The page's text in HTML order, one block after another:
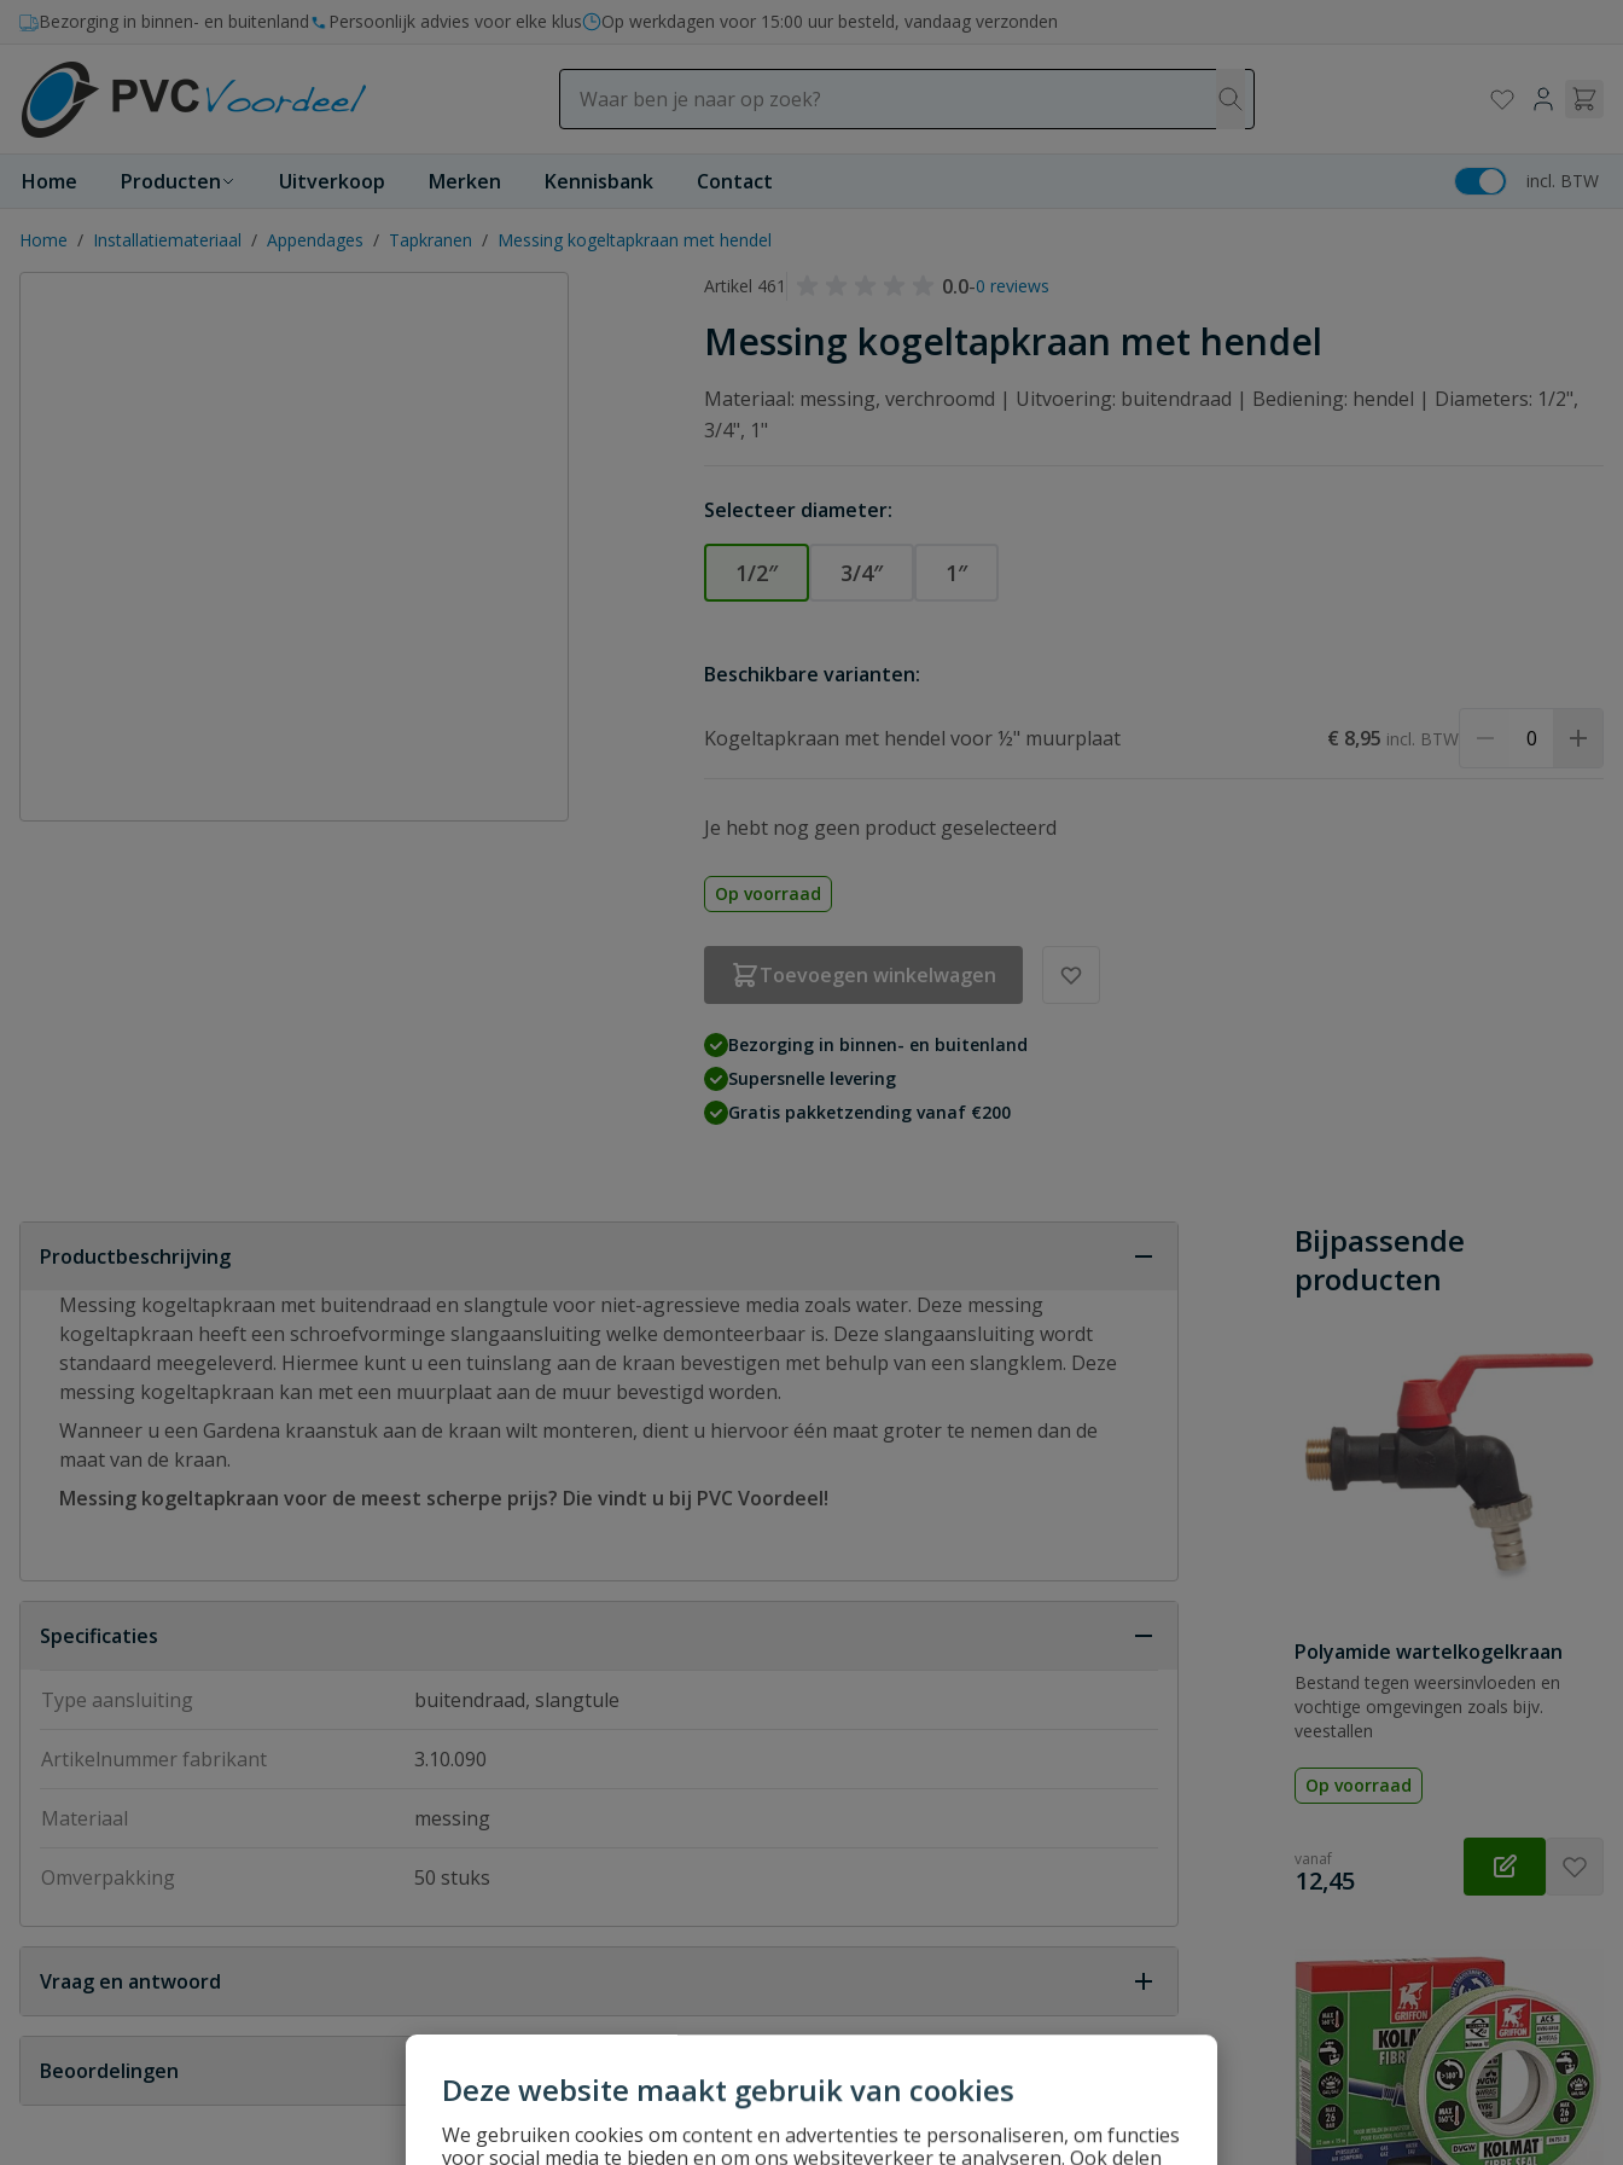
Deze website maakt gebruik van cookies
We gebruiken cookies om content en advertenties te personaliseren, om functies
voor social media te bieden en om ons websiteverkeer te analyseren. Ook delen
Ga naar de inhoud
Bezorging in binnen- en buitenland Persoonlijk advies voor elke klus Op werkdagen voor 15:00 uur besteld, vandaag verzonden
Home Producten Uitverkoop Merken Kennisbank Contact incl. BTW
Home / Installatiemateriaal / Appendages / Tapkranen / Messing kogeltapkraan met hendel
Artikel 461
0.0-0 reviews
Messing kogeltapkraan met hendel
Materiaal: messing, verchroomd | Uitvoering: buitendraad | Bediening: hendel | Diameters: 1/2",
3/4", 1"
Selecteer diameter:
1/2″ 3/4″ 1″
Beschikbare varianten:
Kogeltapkraan met hendel voor ½" muurplaat € 8,95
Je hebt nog geen product geselecteerd
Op voorraad
Toevoegen winkelwagen
Bezorging in binnen- en buitenland
Supersnelle levering
Gratis pakketzending vanaf €200
Productbeschrijving
Messing kogeltapkraan met buitendraad en slangtule voor niet-agressieve media zoals water. Deze messing
kogeltapkraan heeft een schroefvorminge slangaansluiting welke demonteerbaar is. Deze slangaansluiting wordt
standaard meegeleverd. Hiermee kunt u een tuinslang aan de kraan bevestigen met behulp van een slangklem. Deze
messing kogeltapkraan kan met een muurplaat aan de muur bevestigd worden.
Wanneer u een Gardena kraanstuk aan de kraan wilt monteren, dient u hiervoor één maat groter te nemen dan de
maat van de kraan.
Messing kogeltapkraan voor de meest scherpe prijs? Die vindt u bij PVC Voordeel!
Specificaties
Type aansluiting buitendraad, slangtule
Artikelnummer fabrikant 3.10.090
Materiaal messing
Omverpakking 50 stuks
Vraag en antwoord
Geen vragen
Heb je zelf ook een vraag over dit product? Stel jouw vraag
Beoordelingen
Bijpassende
producten
Polyamide wartelkogelkraan
Bestand tegen weersinvloeden en
vochtige omgevingen zoals bijv.
veestallen
Op voorraad
vanaf
€
12,45